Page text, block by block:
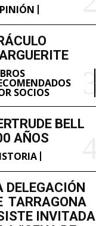
SOCIOS
BELL
AÑOS
DELEGACIÓN
TARRAGONA
INVITADA